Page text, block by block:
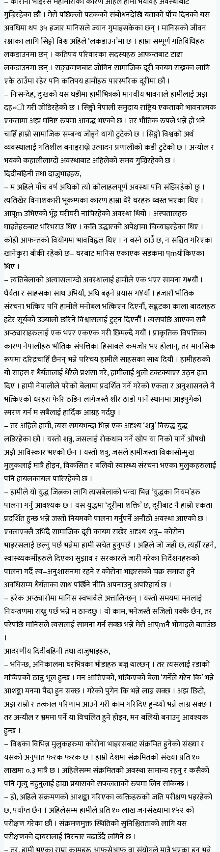
गुज्रिरहेका छौं । मेरो पछिल्लो पटकको संबोधनदेखि यताको पाँच दिनको यस
अवधिमा थप ३५ हजार मानिसले ज्यान गुमाइसकेका छन् । मानिसको जीवन
रक्षाका लागि सिङ्गो विश्व अहिले ‘लकडाउन’मा छ । हाम्रा सम्पूर्ण गतिविधिहरु
लकडाउनमा छन् । कतिपय परिवारका सदस्यहरु आफन्तबाट टाढा
लकडाउनमा छन् । सङ्क्रमणबाट जोगिन सामाजिक दूरी कायम राख्नका लागि
एकै ठाउँमा रहेर पनि कतिपय हामीहरु पारस्परिक दूरीमा छौं ।
– निःसन्देह, दुःखको यस घडीमा हामीभित्रको मानवीय भावनाले हामीलाई अझ
दह«ो गरी जोडिरहेको छ । सिङ्गो नेपाली समुदाय राष्ट्रिय एकताको भावनात्मक
एकतामा अझ घनिष्ट रुपमा आवद्ध भएको छ । तर भौतिक रुपले भन्ने हो भने
चाहिँ हाम्रो सामाजिक सम्बन्ध जोड्ने धागो टुटेको छ । सिङ्गो विश्वको अर्थ
व्यवस्थालाई गतिशील बनाइराख्ने उत्पादन प्रणालीको कडी टुटेको छ । अन्योल र
भयको कहालीलाग्दो अवस्थाबाट अहिलेको समय गुज्रिरहेको छ ।
दिदीबहिनी तथा दाजुभाइहरु,
– म अहिले पाँच वर्ष अघिको त्यो कोलाहलपूर्ण अवस्था पनि संझिरहेको छु ।
त्यतिखेर विनाशकारी भूकम्पका कारण हाम्रा धेरै घरहरु ध्वस्त भएका थिए ।
आपूm उभिएको भूँइ घरीघरी नाचिरहेको अवस्था थियो । अस्पतालहरु
घाइतेहरुबाट भरिभराउ थिए । कति उद्धारको अपेक्षामा चिच्याइरहेका थिए ।
कोही आफन्तको वियोगमा भावविह्वल थिए । न बस्ने ठाउँ छ, न सञ्चित गरिएका
खानेकुरा बाँकी रहेको छ– घरबाट मानिस एकाएक सडकमा प्mयाँकिएका
थिए ।
– त्यतिबेलाको अत्यासलाग्दो अवस्थालाई हामीले एक भएर सामना ग¥यौं ।
धैर्यता र साहसका साथ उभियौं, अघि बढ्ने प्रयास ग¥यौं । हजारौं भौतिक
संरचना भत्किए पनि हामीले मनोबल भत्किएन दिएनौं, सङ्कटका काला बादलहरु
हटेर सूर्यको उज्यालो छरिने विश्वासलाई टुट्न दिएनौँ । त्यसपछि आएका सबै
अप्ठ्याराहरुलाई एक भएर एकएक गरी छिमल्दै गयौं । प्राकृतिक विपत्तिका
कारण नेपालीहरु भौतिक संपत्तिका हिसाबले कमजोर भए होलान्, तर मानसिक
रूपमा दरिद्रचाहिँ छैनन् भन्ने परिचय हामीले साहसका साथ दियौं । हामीहरुको
यो साहस र धैर्यतालाई धेरैले प्रशंसा गरे, हामीलाई धुलो टक्टक्याएर उठ्न हात
दिए । हामी नेपालीले परेको बेलामा प्रदर्शित गर्ने गरेको एकता र अनुशासनले नै
भत्किएको धरहरा फेरि ठडिन लागेजस्तै शीर ठाडो पार्ने स्थानमा आइपुगेको
स्मरण गर्न म सबैलाई हार्दिक आग्रह गर्दछु ।
– तर अहिले हामी, त्यस समयभन्दा भिन्न एक अदृश्य ‘शत्रु’ विरुद्ध युद्ध
लडिरहेका छौं । यस्तो शत्रु, जसलाई रोकथाम गर्ने खोप या निको पार्ने औषधी
अझै आविस्कार भएको छैन । यस्तो शत्रु, जसले हामीजस्ता विकासोन्मुख
मुलुकलाई मात्रै होइन, विकसित र बलियो स्वास्थ्य संरचना भएका मुलुकहरुलाई
पनि हायलकायल पारिरहेको छ ।
– हामीले यो युद्ध जित्नका लागि त्यसबेलाको भन्दा भिन्न ‘युद्धका नियम’हरु
पालना गर्नु आवश्यक छ । यस युद्धमा ‘दूरीमा शक्ति’ छ, दूरीबाट नै हाम्रो एकता
प्रदर्शित हुन्छ भन्ने जस्तो नियमको पालना गर्नुपर्ने अनौठो अवस्था आएको छ ।
एक्लाएक्लै उभिंदै सामाजिक दूरी कायम राखेर अदृश्य शत्रु– कोरोना
भाइरसलाई छल्नु पर्छ भन्नेमा हामी सचेत हुनुपर्छ । अहिले जो जहाँ छ, त्यहीँ रहने,
स्वास्थ्यकर्मीहरुले दिएका सुझाव र सरकारले जारी गरेका निर्देशनहरुको
पालना गर्दै स्व–अनुशासनमा रहने र कोरोना भाइरसको चक्र समाप्त हुने
अवधिसम्म धैर्यताका साथ पर्खिने नीति अपनाउनु अपरिहार्य छ ।
– हरेक अप्ठ्यारोमा मानिस स्वभावैले अत्तालिन्छन् । यस्तो समयमा मनलाई
नियन्त्रणमा राख्नु पर्छ भन्ने म ठान्दछु । यो काम, भनेजस्तै सजिलो पक्कै छैन, तर
परेपछि मानिसले त्यसलाई सामना गर्न सक्छ भन्ने मेरो आप्mनै भोगाइले बताउँछ
।
आदरणीय दिदीबहिनी तथा दाजुभाइहरु,
– भनिन्छ, अनिकालमा घरभित्रका भाँडाहरु बज्न थाल्छन् । तर त्यसलाई रडाको
मच्चिएको ठान्नु भूल हुन्छ । मन आत्तिएको, भत्किएको बेला ‘गर्नेले गरेन कि’ भन्ने
आशङ्का मनमा पैदा हुन सक्छ । गरेको पुगेन कि भन्ने लाग्न सक्छ । अझ छिटो,
अझ राम्रो र तत्काल परिणाम आउने गरी काम गरिदिए हुन्थ्यो भन्ने लाग्न सक्छ ।
तर अन्यौल र भ्रममा पर्ने या विचलित हुने होइन, मन बलियो बनाउनु आवश्यक
हुन्छ ।
– विश्वका विभिन्न मुलुकहरुमा कोरोना भाइरसबाट संक्रमित हुनेको संख्या र
यसको अनुपात फरक फरक छ । हाम्रो देशमा संक्रमितको संख्या प्रति १०
लाखमा ०.३ मात्रै छ । अहिलेसम्म संक्रमितको अवस्था सामान्य रहनु र कसैको
पनि मृत्यु नहुनुलाई हाम्रा प्रयासको सफलताको रुपमा लिन सकिन्छ ।
– हो, अहिले संक्रमणको आशङ्का गरिएका व्यक्तिहरुको जति परीक्षण भइरहेको
छ, पर्याप्त छैन । अहिलेसम्म हामीले प्रति १० लाख जनसंख्यामा १५२ को
परीक्षण गरेका छौं । संक्रमणमुक्त स्थितिको सुनिश्चितताको लागि यस
परीक्षणको दायरालाई निरन्तर बढाउँदै लगिने छ ।